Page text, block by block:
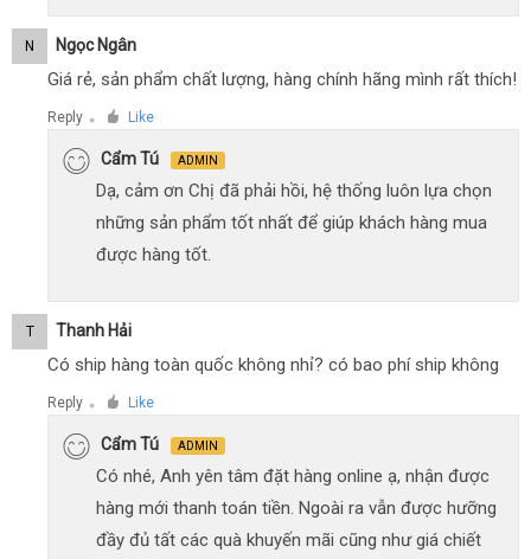
N Ngọc Ngân
Giá rẻ, sản phẩm chất lượng, hàng chính hãng mình rất thích!
Reply ● Like
Cẩm Tú ADMIN
Dạ, cảm ơn Chị đã phải hồi, hệ thống luôn lựa chọn
những sản phẩm tốt nhất để giúp khách hàng mua
được hàng tốt.
T Thanh Hải
Có ship hàng toàn quốc không nhỉ? có bao phí ship không
Reply ● Like
Cẩm Tú ADMIN
Có nhé, Anh yên tâm đặt hàng online ạ, nhận được
hàng mới thanh toán tiền. Ngoài ra vẫn được hưỡng
đầy đủ tất các quà khuyến mãi cũng như giá chiết